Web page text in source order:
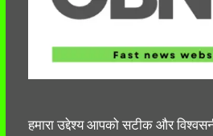
हमारा उद्देश्य आपको सटीक और